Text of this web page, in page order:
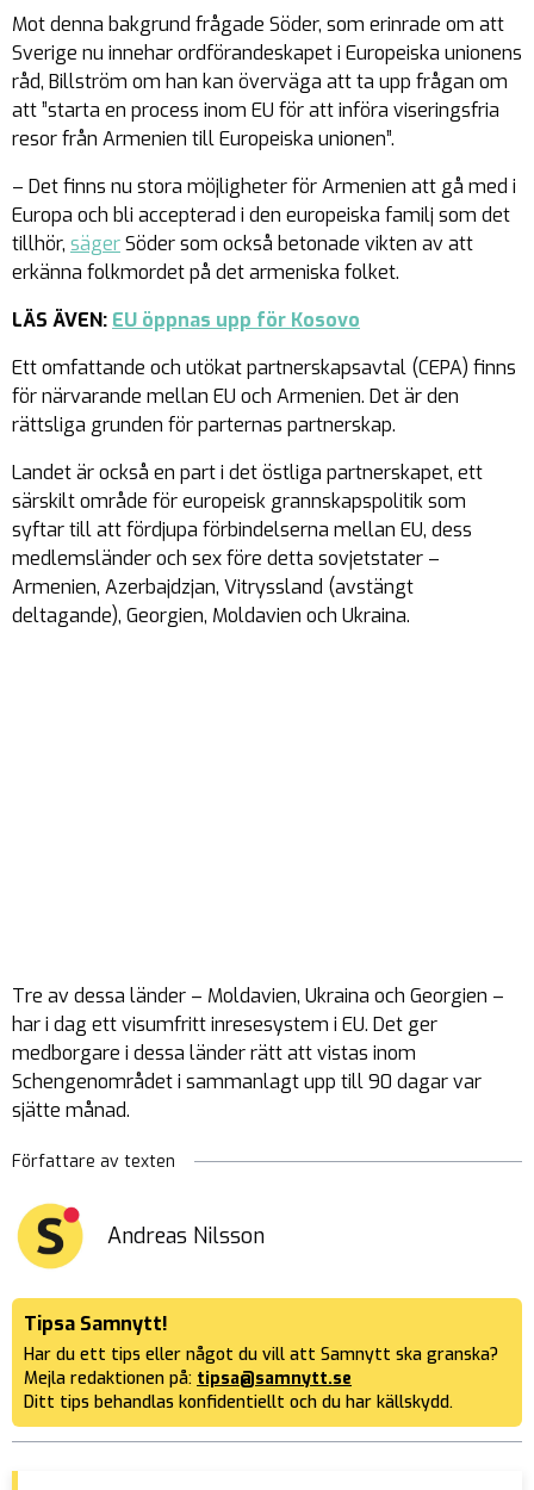
Mot denna bakgrund frågade Söder, som erinrade om att
Sverige nu innehar ordförandeskapet i Europeiska unionens
råd, Billström om han kan överväga att ta upp frågan om
att ”starta en process inom EU för att införa viseringsfria
resor från Armenien till Europeiska unionen”.
– Det finns nu stora möjligheter för Armenien att gå med i
Europa och bli accepterad i den europeiska familj som det
tillhör, sägerSöder som också betonade vikten av att
erkänna folkmordet på det armeniska folket.
LÄS ÄVEN: EU öppnas upp för Kosovo
Ett omfattande och utökat partnerskapsavtal (CEPA) finns
för närvarande mellan EU och Armenien. Det är den
rättsliga grunden för parternas partnerskap.
Landet är också en part i det östliga partnerskapet, ett
särskilt område för europeisk grannskapspolitik som
syftar till att fördjupa förbindelserna mellan EU, dess
medlemsländer och sex före detta sovjetstater –
Armenien, Azerbajdzjan, Vitryssland (avstängt
deltagande), Georgien, Moldavien och Ukraina.
Tre av dessa länder – Moldavien, Ukraina och Georgien –
har i dag ett visumfritt inresesystem i EU. Det ger
medborgare i dessa länder rätt att vistas inom
Schengenområdet i sammanlagt upp till 90 dagar var
sjätte månad.
Författare av texten
Andreas Nilsson
Tipsa Samnytt!
Har du ett tips eller något du vill att Samnytt ska granska?
Mejla redaktionen på: tipsa@samnytt.se
Ditt tips behandlas konfidentiellt och du har källskydd.